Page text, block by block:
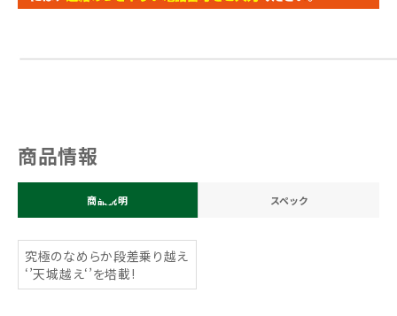
商品情報
商品説明 スペック
究極のなめらか段差乗り越え
‘’天城越え‘’を塔載!